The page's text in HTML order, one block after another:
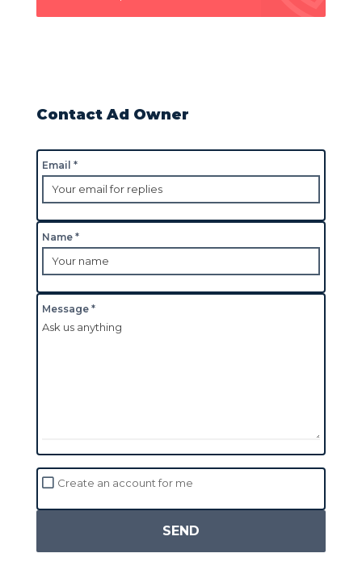
Contact Ad Owner
Email *
Name *
Message *
Create an account for me
SEND